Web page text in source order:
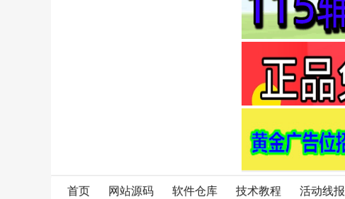
首页 网站源码 软件仓库 技术教程 活动线报